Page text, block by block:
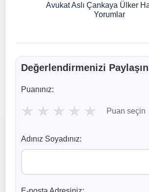
Avukat Aslı Çankaya Ülker
Yorumlar
Değerlendirmenizi Paylaşın
Puanınız:
★ ★ ★ ★ ★ Puan seçin
Adınız Soyadınız: